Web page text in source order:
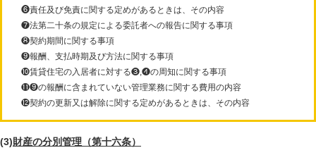
❻責任及び免責に関する定めがあるときは、その内容
❼法第二十条の規定による委託者への報告に関する事項
❽契約期間に関する事項
❾報酬、支払時期及び方法に関する事項
❿賃貸住宅の入居者に対する❸,❹の周知に関する事項
⓫❾の報酬に含まれていない管理業務に関する費用の内容
⓬契約の更新又は解除に関する定めがあるときは、その内容
(3)財産の分別管理（第十六条）